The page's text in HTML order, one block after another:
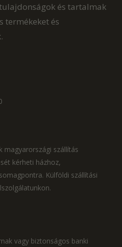
és tartalmak
termékeket és
magyarországi szállítás
kérheti házhoz,
Külföldi szállítási
vagy biztonságos banki